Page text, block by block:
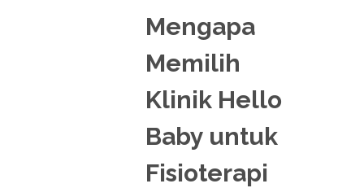
Mengapa
Memilih
Klinik Hello
Baby untuk
Fisioterapi